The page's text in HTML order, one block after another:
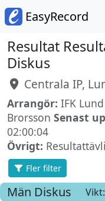
EasyRecord
Resultat
Diskus
Centrala IP,
Arrangör: IFK Lund
Brorsson Senast
02:00:04
Övrigt:
Fler filter
Män Diskus